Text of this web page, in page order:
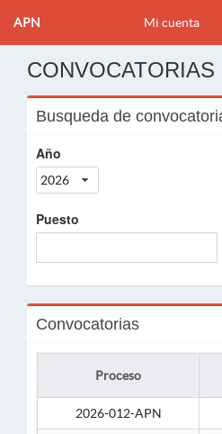
APN Mi cuenta
CONVOCATORIAS
Busqueda de
Año
2026
Puesto
Convocatorias
Proceso
2026-012-APN